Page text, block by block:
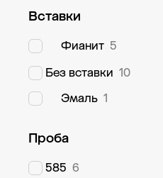
Вставки
Фианит 5
Без вставки 10
Эмаль 1
Проба
585 6